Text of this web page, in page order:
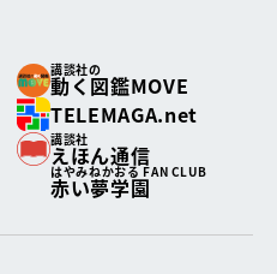
講談社の
動く図鑑MOVE
TELEMAGA.net
講談社
えほん通信
はやみねかおる FAN CLUB
赤い夢学園